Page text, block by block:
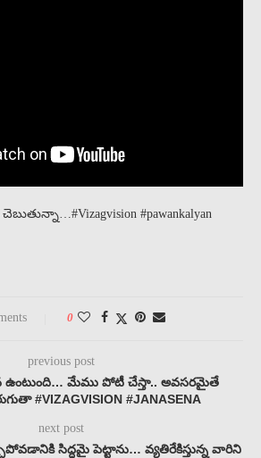
#pawankalyan
0
previous post
మేము పోటీ చేస్తా.. అవసరమైతే
#VIZAGVISION #JANASENA
next post
సిద్ధమై పెట్టాను… వ్యతిరేకిస్తున్న వారిని